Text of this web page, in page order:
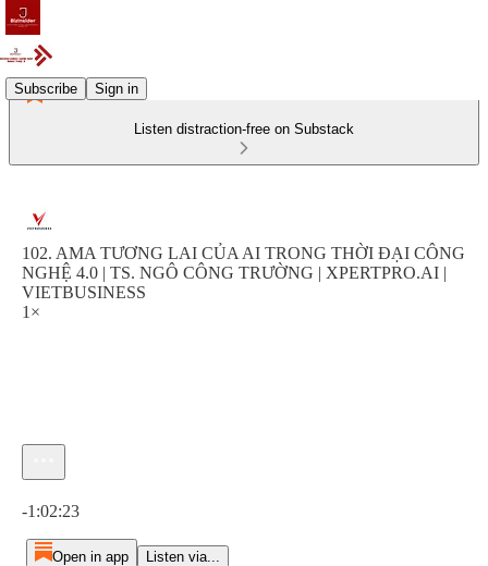
Subscribe Sign in
Listen distraction-free on Substack
102. AMA TƯƠNG LAI CỦA AI TRONG THỜI ĐẠI CÔNG
NGHỆ 4.0 | TS. NGÔ CÔNG TRƯỜNG | XPERTPRO.AI |
VIETBUSINESS
1×
-1:02:23
Open in app Listen via...